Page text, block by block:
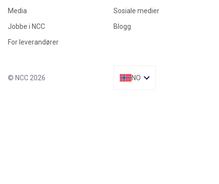
Media
Jobbe i NCC
For leverandører
Sosiale medier
Blogg
© NCC 2026 NO